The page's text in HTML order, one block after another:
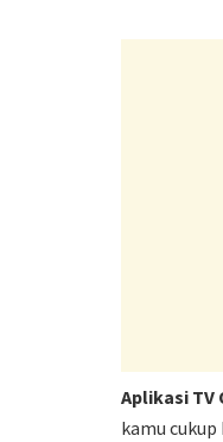
Aplikasi TV
kamu